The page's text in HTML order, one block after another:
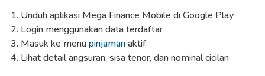
Unduh aplikasi Mega Finance Mobile di Google Play
Login menggunakan data terdaftar
Masuk ke menupinjamanaktif
Lihat detail angsuran, sisa tenor, dan nominal cicilan